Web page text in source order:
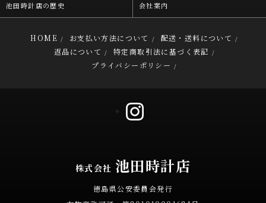
池田時計店の歴史 会社案内
HOME / お支払い方法について / 配送・送料について /
返品について / 特定商取引法に基づく表記 /
プライバシーポリシー /
株式会社 池田時計店
徳島県公安委員会発行